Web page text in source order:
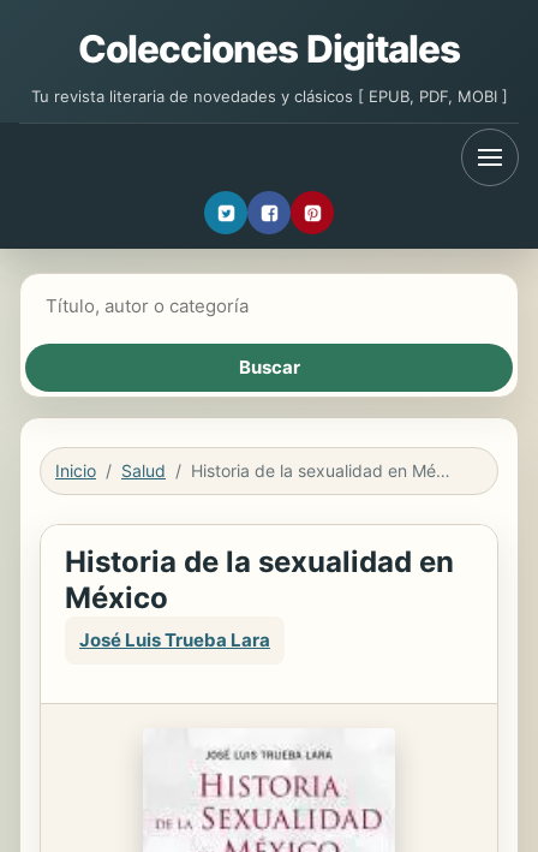
Colecciones Digitales
Tu revista literaria de novedades y clásicos [ EPUB, PDF, MOBI ]
Inicio Salud Historia de la sexualidad en México
Historia de la sexualidad en
México
José Luis Trueba Lara